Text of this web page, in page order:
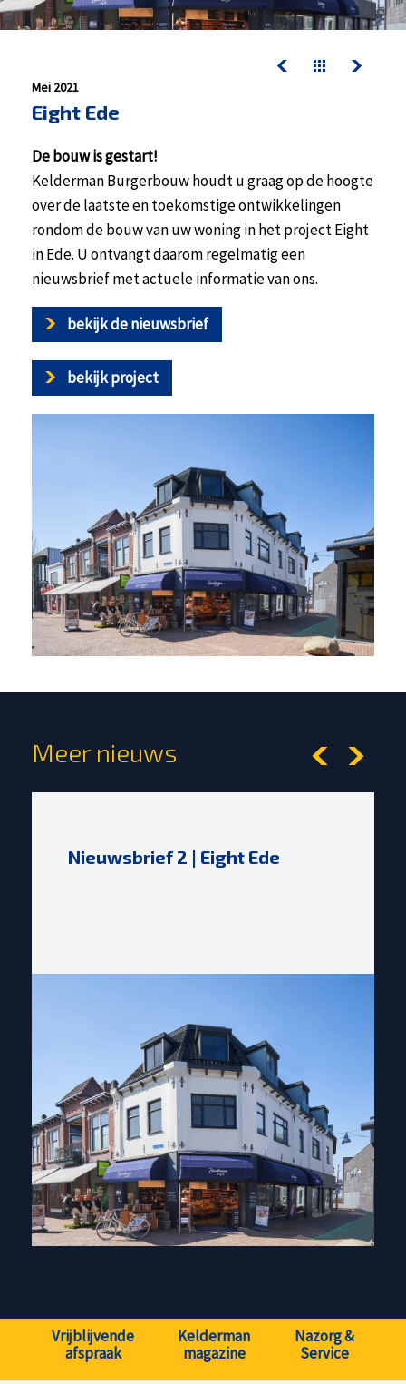
nazorg & service
actueel
werken bij kelderman
downloads
Mei 2021
Eight Ede
De bouw is gestart!
Kelderman Burgerbouw houdt u graag op de hoogte
over de laatste en toekomstige ontwikkelingen
rondom de bouw van uw woning in het project Eight
in Ede. U ontvangt daarom regelmatig een
nieuwsbrief met actuele informatie van ons.
bekijk de nieuwsbrief
bekijk project
Meer nieuws
Nieuwsbrief 2 | Eight Ede
Vrijblijvende
afspraak
Kelderman
magazine
Nazorg &
Service